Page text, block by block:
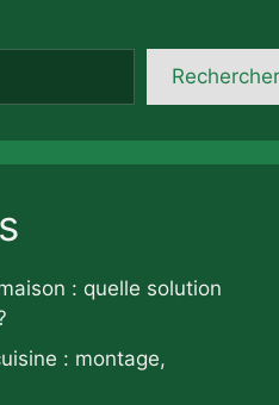
Rechercher
: quelle solution
: montage,